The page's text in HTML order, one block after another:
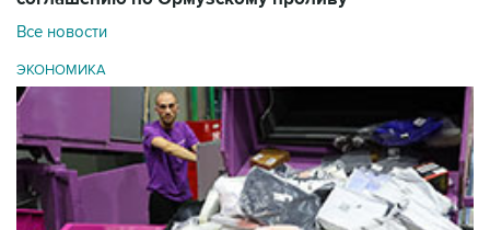
Все новости
ЭКОНОМИКА